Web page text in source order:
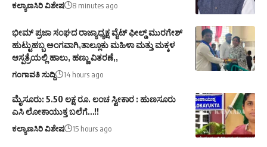
ಕಲ್ಯಾಣಸಿರಿ ವಿಶೇಷ 8 minutes ago
ಭೀಮ್ ಪ್ರಜಾ ಸಂಘದ ರಾಜ್ಯಾಧ್ಯಕ್ಷ ವೈಟ್ ಫೀಲ್ಡ್ ಮುರಗೇಶ್
ಹುಟ್ಟುಹಬ್ಬ ಅಂಗವಾಗಿ,ತಾಲ್ಲೂಕು ಮಹಿಳಾ ಮತ್ತು ಮಕ್ಕಳ
ಆಸ್ಪತ್ರೆಯಲ್ಲಿ ಹಾಲು, ಹಣ್ಣು ವಿತರಣೆ,,
ಗಂಗಾವತಿ ಸುದ್ದಿ 14 hours ago
ಮೈಸೂರು: 5.50 ಲಕ್ಷ ರೂ. ಲಂಚ ಸ್ವೀಕಾರ : ಹುಣಸೂರು
ಎಸಿ ಲೋಕಾಯುಕ್ತ ಬಲೆಗೆ…!!
ಕಲ್ಯಾಣಸಿರಿ ವಿಶೇಷ 15 hours ago